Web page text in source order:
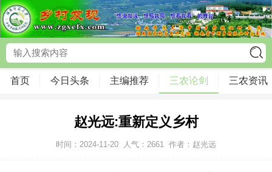
首页 今日头条 主编推荐 三农论剑 三农资讯
赵光远:重新定义乡村
时间：2024-11-20 人气： 2661 作者：赵光远